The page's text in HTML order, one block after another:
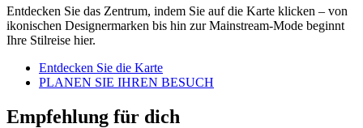
Entdecken Sie das Zentrum, indem Sie auf die Karte klicken – von
ikonischen Designermarken bis hin zur Mainstream-Mode beginnt
Ihre Stilreise hier.
Entdecken Sie die Karte
PLANEN SIE IHREN BESUCH
Empfehlung für dich